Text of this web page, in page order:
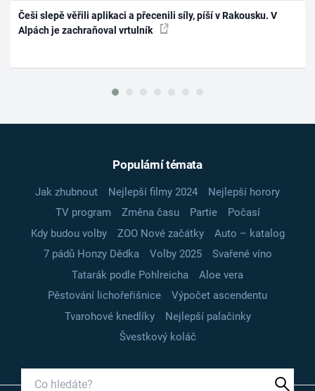
Češi slepě věřili aplikaci a přecenili síly, píší v Rakousku. V
Alpách je zachraňoval vrtulník
Populární témata
Jak zhubnout Nejlepší filmy 2024
Nejlepší horory
TV program
Změna času Partie
Počasí
Kdy budou volby
ZOO Nové začátky
Auto – katalog
7 pádů Honzy Dědka
Volby 2025
Svařené víno
Tatarák podle Pohlreicha
Aloe vera
Pěstování lichořeřišnice
Výpočet ascendentu
Tvarohové knedlíky
Nejlepší palačinky
Švestkový koláč